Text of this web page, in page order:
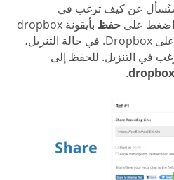
عن كيف ترغب في
اضغط على حفظ
بأيقونة dropbox
للمشاركة واحفظ هذا الملف على Dropbox. في حالة التنزيل،
في التنزيل. للحفظ إلى
.